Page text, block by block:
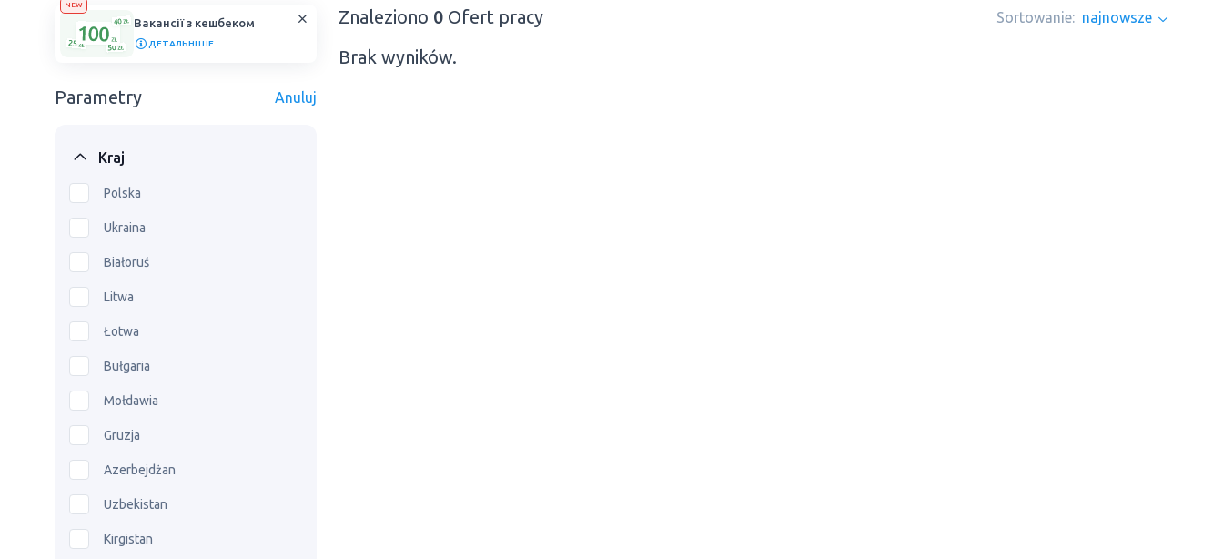
NEW
Вакансії з кешбеком
ДЕТАЛЬНІШЕ
Parametry Anuluj
Kraj
Polska
Ukraina
Białoruś
Litwa
Łotwa
Bułgaria
Mołdawia
Gruzja
Azerbejdżan
Uzbekistan
Kirgistan
Znaleziono 0 Ofert pracy Sortowanie: najnowsze
Brak wyników.